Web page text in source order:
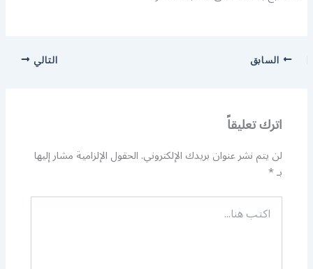
السابق التالي
اترك تعليقاً
لن يتم نشر عنوان بريدك الإلكتروني.الحقول الإلزامية مشار إليها
بـ*
اكتب
هنا...